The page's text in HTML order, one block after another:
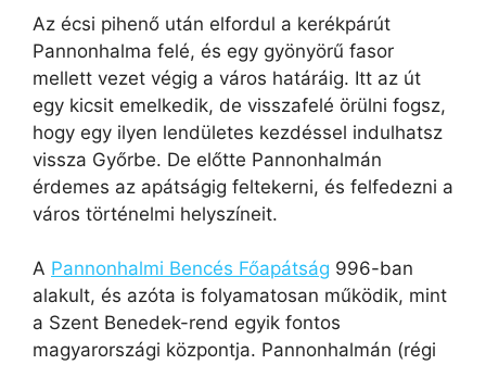
Az écsi pihenő után elfordul a kerékpárút
Pannonhalma felé, és egy gyönyörű fasor
mellett vezet végig a város határáig. Itt az út
egy kicsit emelkedik, de visszafelé örülni fogsz,
hogy egy ilyen lendületes kezdéssel indulhatsz
vissza Győrbe. De előtte Pannonhalmán
érdemes az apátságig feltekerni, és felfedezni a
város történelmi helyszíneit.
A Pannonhalmi Bencés Főapátság 996-ban
alakult, és azóta is folyamatosan működik, mint
a Szent Benedek-rend egyik fontos
magyarországi központja. Pannonhalmán (régi